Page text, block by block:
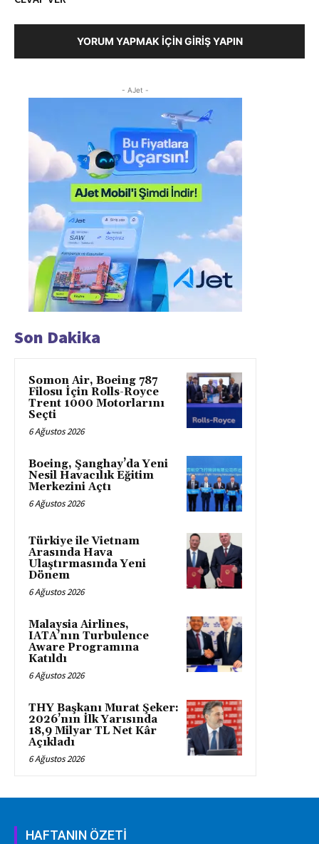
YORUM YAPMAK İÇIN GIRIŞ YAPIN
- AJet -
Son Dakika
Somon Air, Boeing 787
Filosu İçin Rolls-Royce
Trent 1000 Motorlarını
Seçti
6 Ağustos 2026
Boeing, Şanghay’da Yeni
Nesil Havacılık Eğitim
Merkezini Açtı
6 Ağustos 2026
Türkiye ile Vietnam
Arasında Hava
Ulaştırmasında Yeni
Dönem
6 Ağustos 2026
Malaysia Airlines,
IATA’nın Turbulence
Aware Programına
Katıldı
6 Ağustos 2026
THY Başkanı Murat Şeker:
2026’nın İlk Yarısında
18,9 Milyar TL Net Kâr
Açıkladı
6 Ağustos 2026
HAFTANIN ÖZETİ